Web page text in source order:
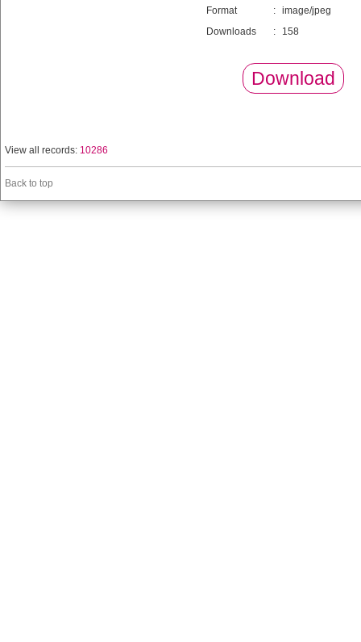
Format
: image/jpeg
Downloads
: 158
Download
View all records: 10286
Back to top